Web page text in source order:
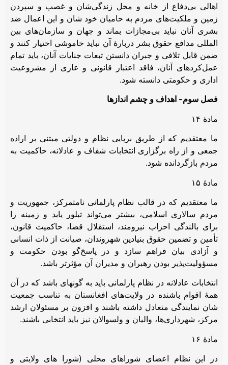
اهالی بی‌دفاع از خانه و محل زندگی‌شان و غصب و سپردن
زمین و ملکیت‌های مردم به حامیان خود شان و این اعمال ضد
بشری آنان نباید بی‌مجازات بماند و جهان و سازمان‌های بین
المللی مدافع حقوق بشر دربارۀ آن نباید خاموشی اختیار کنند و
ضمن قابل تلافی و جبران دانستن تبعات جنایات آنان، باید تمام
عمل‌کردهای آنان، فاقد اعتبار قانونی و عاری از مشروعیت
اداری و حکومتی دانسته شود.
فصل سوم- اهداف و چشم اندازها
مادۀ ۱۴
ما معتقدیم که از طریق برپایی نظام و دولتی مبتنی بر اراده
جمعی و از راه برگزاری انتخابات شفاف و عادلانه، حاکمیت به
مردم بازگردانده شود.
مادۀ ۱۵
ما معتقدیم که در قالب نظام پارلمانی نامتمرکز، جمهوریت و
مردم سالاری اسلامی، بیشتر می‌تواند تبلور یابد و زمینه را
برای بالندگی احزاب نیرومند، استقلال قضا، حاکمیت قانون،
تأمین و تضمین حقوق بنیادین شهروندان، صیانت از ذات انسانی
و آزادی بیان فراهم سازد و در پاسخ‌گو بودن حکومت و
مسؤولیت‌پذیر بودن رهبران و مدیران آن مؤثرتر باشد.
انتخابات عادلانه در نظام پارلمانی باید به گونه‎ای باشد که در آن
همۀ اقوام باشنده در ولایت‌های افغانستان به تناسب جمعیت
شان نمایندگی متعادل داشته باشند و افزون بر مسئولان ارشد
مرکز، شهرداری‌ها، والیان و ولسوالان نیز باید انتخابی باشند.
مادۀ ۱۶
در این نظام اعضای شوراهای محلی (شورا های ولایتی و